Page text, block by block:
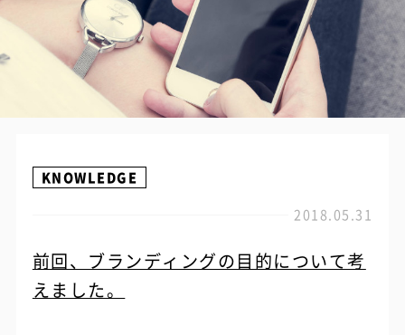
KNOWLEDGE
2018.05.31
前回、ブランディングの目的について考
えました。